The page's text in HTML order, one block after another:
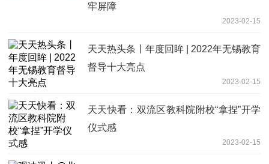
牢屏障
2023-02-15
天天热头条丨年度回眸 | 2022年无锡教育
督导十大亮点
2023-02-15
天天快看：双流区教科院附校“拿捏”开学
仪式感
2023-02-15